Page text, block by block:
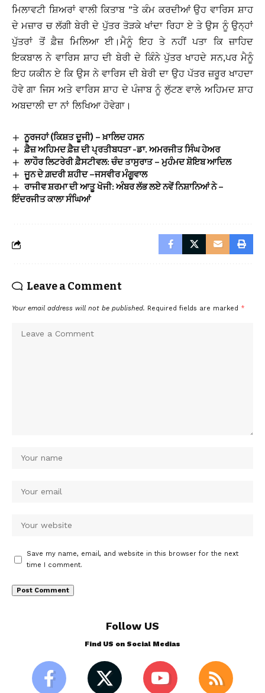
ਮਿਲਾਵਟੀ ਸ਼ਿਅਰਾਂ ਵਾਲੀ ਕਿਤਾਬ ”ਤੇ ਕੰਮ ਕਰਦੀਆਂ ਉਹ ਵਾਰਿਸ ਸ਼ਾਹ
ਦੇ ਮਜ਼ਾਰ ਚ ਲੱਗੀ ਬੇਰੀ ਦੇ ਪੁੱਤਰ ਤੋੜਕੇ ਖਾਂਦਾ ਰਿਹਾ ਏ ਤੇ ਉਸ ਨੂੰ ਉਨ੍ਹਾਂ
ਪੁੱਤਰਾਂ ਤੋਂ ਫ਼ੈਜ਼ ਮਿਲਿਆ ਈ।ਮੈਨੂੰ ਇਹ ਤੇ ਨਹੀਂ ਪਤਾ ਕਿ ਜ਼ਾਹਿਦ
ਇਕਬਾਲ ਨੇ ਵਾਰਿਸ ਸ਼ਾਹ ਦੀ ਬੇਰੀ ਦੇ ਕਿੰਨੇ ਪੁੱਤਰ ਖਾਹਦੇ ਸਨ,ਪਰ ਮੈਨੂੰ
ਇਹ ਯਕੀਨ ਏ ਕਿ ਉਸ ਨੇ ਵਾਰਿਸ ਦੀ ਬੇਰੀ ਦਾ ਉਹ ਪੱਤਰ ਜ਼ਰੂਰ ਖਾਹਦਾ
ਹੋਵੇ ਗਾ ਜਿਸ ਅਤੇ ਵਾਰਿਸ ਸ਼ਾਹ ਦੇ ਪੰਜਾਬ ਨੂੰ ਲੁੱਟਣ ਵਾਲੇ ਅਹਿਮਦ ਸ਼ਾਹ
ਅਬਦਾਲੀ ਦਾ ਨਾਂ ਲਿਖਿਆ ਹੋਵੇਗਾ।
ਨੂਰਜਹਾਂ (ਕਿਸ਼ਤ ਦੂਜੀ) – ਖ਼ਾਲਿਦ ਹਸਨ
ਫ਼ੈਜ਼ ਅਹਿਮਦ ਫ਼ੈਜ਼ ਦੀ ਪ੍ਰਤੀਬਧਤਾ -ਡਾ. ਅਮਰਜੀਤ ਸਿੰਘ ਹੇਅਰ
ਲਾਹੌਰ ਲਿਟਰੇਰੀ ਫ਼ੈਸਟੀਵਲ: ਚੰਦ ਤਾਸੁਰਾਤ – ਮੁਹੰਮਦ ਸ਼ੋਇਬ ਆਦਿਲ
ਜੂਨ ਦੇ ਗ਼ਦਰੀ ਸ਼ਹੀਦ –ਜਸਵੀਰ ਮੰਗੂਵਾਲ
ਰਾਜੀਵ ਸ਼ਰਮਾ ਦੀ ਆਤੂ ਖੋਜੀ: ਅੰਬਰ ਲੱਭ ਲਏ ਨਵੇਂ ਨਿਸ਼ਾਨਿਆਂ ਨੇ –
ਇੰਦਰਜੀਤ ਕਾਲਾ ਸੰਘਿਆਂ
Leave a Comment
Your email address will not be published. Required fields are marked *
Save my name, email, and website in this browser for the next
time I comment.
Follow US
Find US on Social Medias